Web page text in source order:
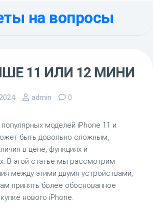
на вопросы
11 ИЛИ 12 МИНИ
admin 0
моделей iPhone 11 и
быть довольно сложным,
в цене, функциях и
В этой статье мы рассмотрим
между этими двумя устройствами,
принять более обоснованное
нового iPhone.